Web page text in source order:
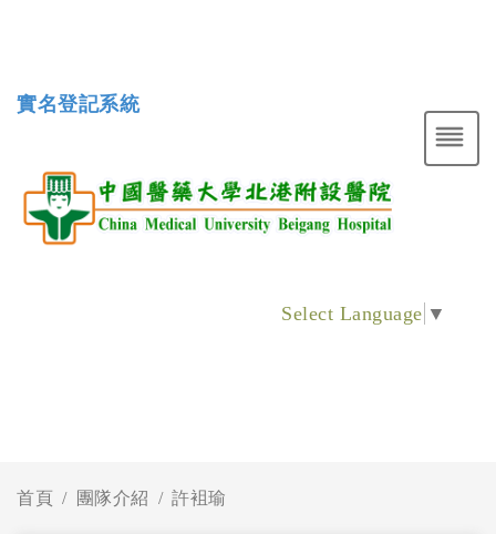
實名登記系統
Select Language ▼
首頁 團隊介紹 許袓瑜